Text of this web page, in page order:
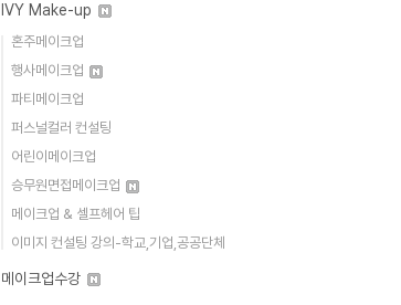
IVY Make-up
혼주메이크업
행사메이크업
파티메이크업
퍼스널컬러 컨설팅
어린이메이크업
승무원면접메이크업
메이크업 & 셀프헤어 팁
이미지 컨설팅 강의-학교,기업,공공단체
메이크업수강